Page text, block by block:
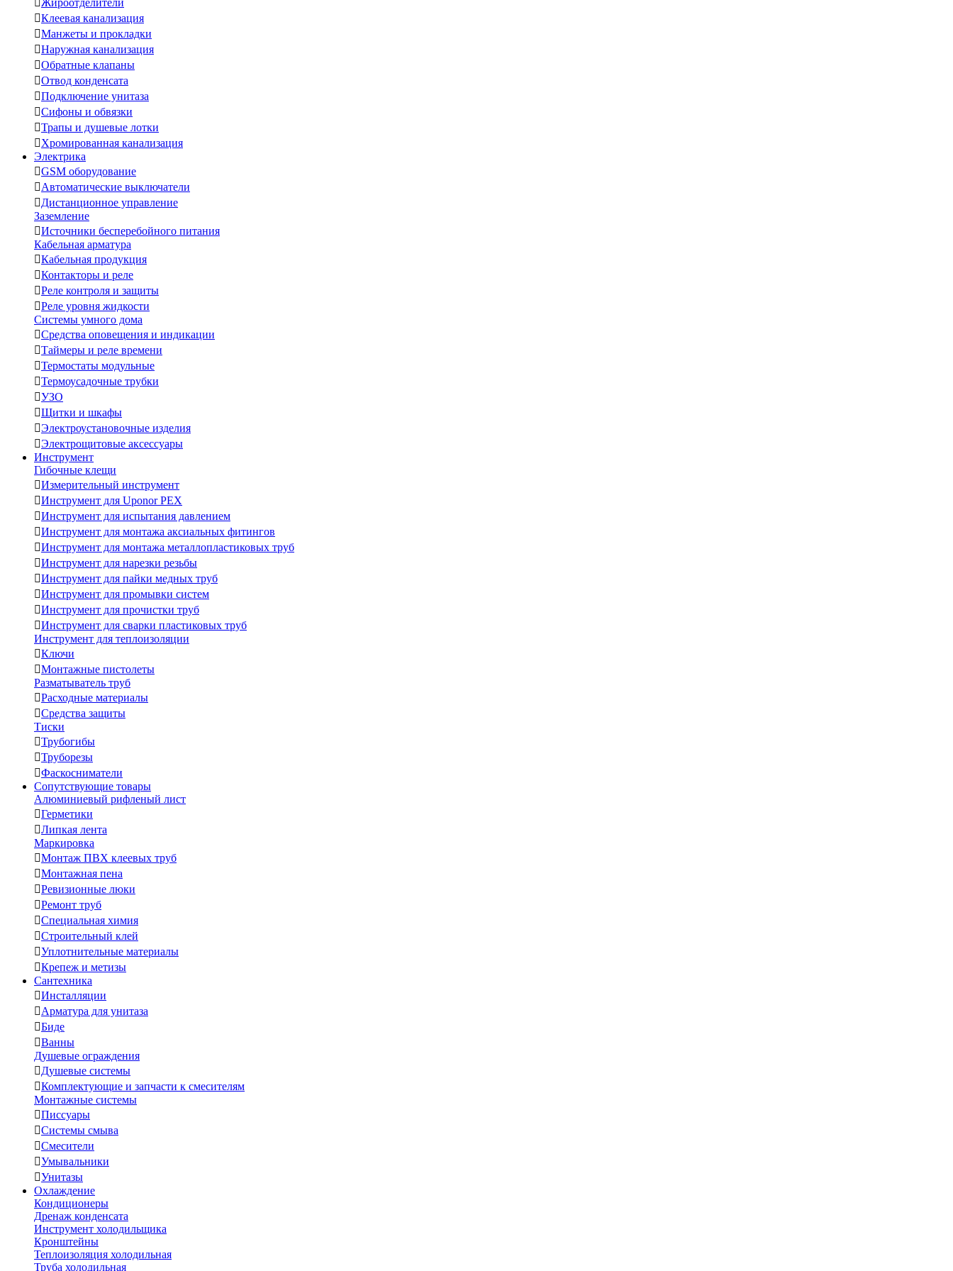
Жироотделители
Клеевая канализация
Манжеты и прокладки
Наружная канализация
Обратные клапаны
Отвод конденсата
Подключение унитаза
Сифоны и обвязки
Трапы и душевые лотки
Хромированная канализация
Электрика
GSM оборудование
Автоматические выключатели
Дистанционное управление
Заземление
Источники бесперебойного питания
Кабельная арматура
Кабельная продукция
Контакторы и реле
Реле контроля и защиты
Реле уровня жидкости
Системы умного дома
Средства оповещения и индикации
Таймеры и реле времени
Термостаты модульные
Термоусадочные трубки
УЗО
Щитки и шкафы
Электроустановочные изделия
Электрощитовые аксессуары
Инструмент
Гибочные клещи
Измерительный инструмент
Инструмент для Uponor PEX
Инструмент для испытания давлением
Инструмент для монтажа аксиальных фитингов
Инструмент для монтажа металлопластиковых труб
Инструмент для нарезки резьбы
Инструмент для пайки медных труб
Инструмент для промывки систем
Инструмент для прочистки труб
Инструмент для сварки пластиковых труб
Инструмент для теплоизоляции
Ключи
Монтажные пистолеты
Разматыватель труб
Расходные материалы
Средства защиты
Тиски
Трубогибы
Труборезы
Фаскосниматели
Сопутствующие товары
Алюминиевый рифленый лист
Герметики
Липкая лента
Маркировка
Монтаж ПВХ клеевых труб
Монтажная пена
Ревизионные люки
Ремонт труб
Специальная химия
Строительный клей
Уплотнительные материалы
Крепеж и метизы
Сантехника
Инсталляции
Арматура для унитаза
Биде
Ванны
Душевые ограждения
Душевые системы
Комплектующие и запчасти к смесителям
Монтажные системы
Писсуары
Системы смыва
Смесители
Умывальники
Унитазы
Охлаждение
Кондиционеры
Дренаж конденсата
Инструмент холодильщика
Кронштейны
Теплоизоляция холодильная
Труба холодильная